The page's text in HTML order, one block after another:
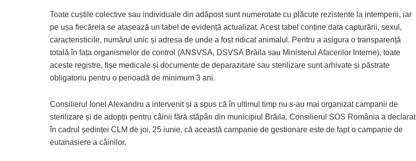
Toate cuștile colective sau individuale din adăpost sunt numerotate cu plăcuțe rezistente la intemperii, iar
pe ușa fiecăreia se atașează un tabel de evidență actualizat. Acest tabel conține data capturării, sexul,
caracteristicile, numărul unic și adresa de unde a fost ridicat animalul . Pentru a asigura o transparență
totală în fața organismelor de control (ANSVSA, DSVSA Brăila sau Ministerul Afacerilor Interne), toate
aceste registre, fișe medicale și documente de deparazitare sau sterilizare sunt arhivate și păstrate
obligatoriu pentru o perioadă de minimum 3 ani.
Consilierul Ionel Alexandru a intervenit și a spus că în ultimul timp nu s-au mai organizat campanii de
sterilizare și de adopții pentru câinii fără stăpân din municipiul Brăila. Consilierul SOS România a declarat
în cadrul ședinței CLM de joi, 25 iunie, că această campanie de gestionare este de fapt o campanie de
eutanasiere a câinilor.